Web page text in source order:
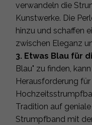
verwandeln die
Kunstwerke. Die
hinzu und schaffen
zwischen Eleganz
3. Etwas Blau für
Blau" zu finden,
Herausforderung für
Tradition auf
Strumpfband mit